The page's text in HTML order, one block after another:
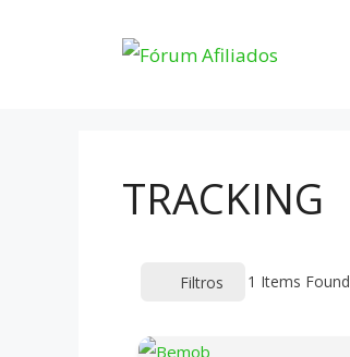
TRACKING
Filtros 1 Items Found